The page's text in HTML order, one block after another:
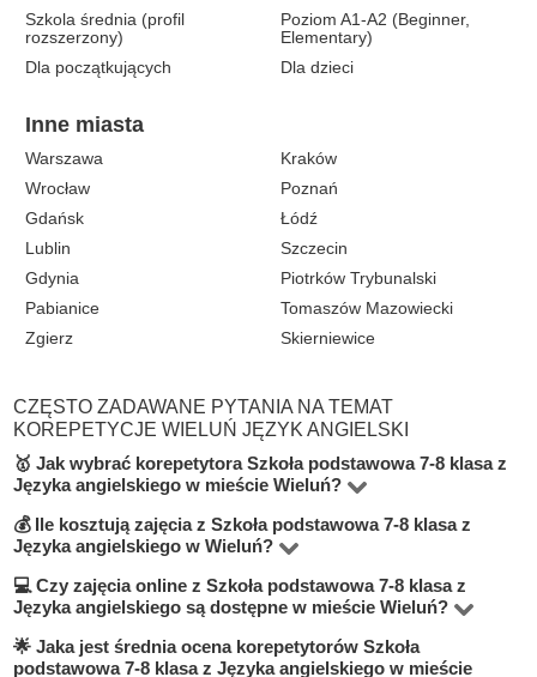
Szkola średnia (profil
rozszerzony)
Poziom A1-A2 (Beginner,
Elementary)
Dla początkujących
Dla dzieci
Inne miasta
Warszawa
Kraków
Wrocław
Poznań
Gdańsk
Łódź
Lublin
Szczecin
Gdynia
Piotrków Trybunalski
Pabianice
Tomaszów Mazowiecki
Zgierz
Skierniewice
CZĘSTO ZADAWANE PYTANIA NA TEMAT
KOREPETYCJE WIELUŃ JĘZYK ANGIELSKI
🥇 Jak wybrać korepetytora Szkoła podstawowa 7-8 klasa z
Języka angielskiego w mieście Wieluń?
W kategorie Język angielski na poziomie Szkoła
podstawowa 7-8 klasa w mieście Wieluń znajduje się 1
korepetytorów. Aby znaleźć najlepszego nauczyciela,
wykształcenie, liczbę opinii oraz możliwość bezpłatnej
💰 Ile kosztują zajęcia z Szkoła podstawowa 7-8 klasa z
Języka angielskiego w Wieluń?
Cena indywidualnych zajęć waha się od 50 do 100 zł za
godzinę — w zależności od doświadczenia nauczyciela,
formatu lekcji i poziomu trudności materiału.
💻 Czy zajęcia online z Szkoła podstawowa 7-8 klasa z
Języka angielskiego są dostępne w mieście Wieluń?
Tak, na BUKI możesz znaleźć korepetytorów
🌟 Jaka jest średnia ocena korepetytorów Szkoła
podstawowa 7-8 klasa z Języka angielskiego w mieście